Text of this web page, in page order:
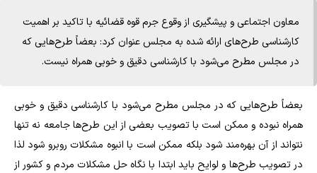
معاون اجتماعی و پیشگیری از وقوع جرم قوه قضائیه با تاکید بر اهمیت
کارشناسی طرح‌های ارائه شده به مجلس عنوان کرد: بعضاً طرح‌هایی که
در مجلس مطرح می‌شود با کارشناسی دقیق و خوبی همراه نیست.
بعضاً طرح‌هایی که در مجلس مطرح می‌شود با کارشناسی دقیق و خوبی
همراه نبوده و ممکن است با تصویب بعضی از این طرح‌ها جامعه نه تنها
نتواند از آن بهره‌مند شود بلکه ممکن است با انبوه مشکلات روبرو شود لذا
در تصویب طرح‌ها و لوایح باید ابتدا با نگاه حل مشکلات مردم و کشور از